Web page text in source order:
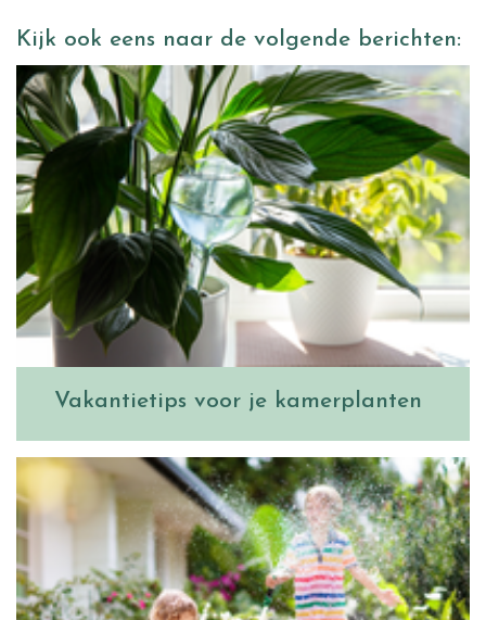
Kijk ook eens naar de volgende berichten:
Vakantietips voor je kamerplanten